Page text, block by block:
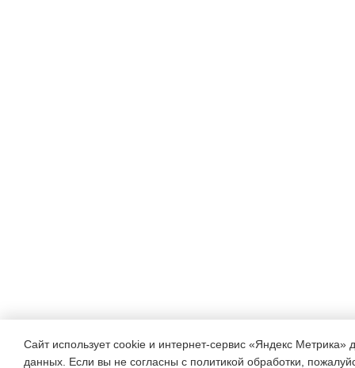
Сайт использует cookie и интернет-сервис «Яндекс Метрика»
данных. Если вы не согласны с политикой обработки,